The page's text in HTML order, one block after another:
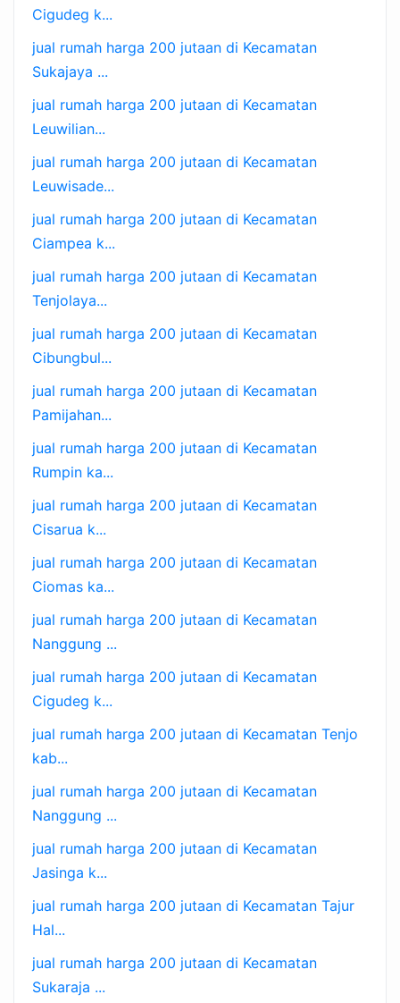
Cigudeg k...
jual rumah harga 200 jutaan di Kecamatan
Sukajaya ...
jual rumah harga 200 jutaan di Kecamatan
Leuwilian...
jual rumah harga 200 jutaan di Kecamatan
Leuwisade...
jual rumah harga 200 jutaan di Kecamatan
Ciampea k...
jual rumah harga 200 jutaan di Kecamatan
Tenjolaya...
jual rumah harga 200 jutaan di Kecamatan
Cibungbul...
jual rumah harga 200 jutaan di Kecamatan
Pamijahan...
jual rumah harga 200 jutaan di Kecamatan
Rumpin ka...
jual rumah harga 200 jutaan di Kecamatan
Cisarua k...
jual rumah harga 200 jutaan di Kecamatan
Ciomas ka...
jual rumah harga 200 jutaan di Kecamatan
Nanggung ...
jual rumah harga 200 jutaan di Kecamatan
Cigudeg k...
jual rumah harga 200 jutaan di Kecamatan Tenjo
kab...
jual rumah harga 200 jutaan di Kecamatan
Nanggung ...
jual rumah harga 200 jutaan di Kecamatan
Jasinga k...
jual rumah harga 200 jutaan di Kecamatan Tajur
Hal...
jual rumah harga 200 jutaan di Kecamatan
Sukaraja ...